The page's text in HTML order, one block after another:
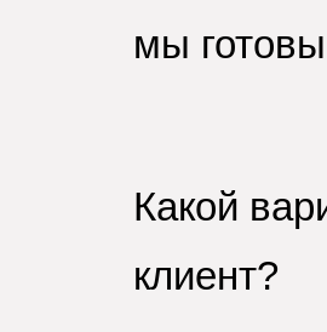
мы
Какой
клиент?